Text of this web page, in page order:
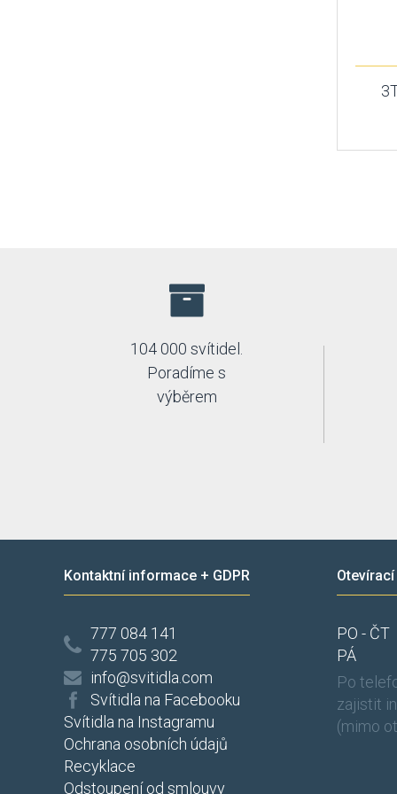
104 000 svítidel.
Poradíme s
výběrem
Kontaktní informace + GDPR
777 084 141
775 705 302
info@svitidla.com
Svítidla na Facebooku
Svítidla na Instagramu
Ochrana osobních údajů
Recyklace
Odstoupení od smlouvy
PO - ČT
PÁ
Po
zajistit
(mimo